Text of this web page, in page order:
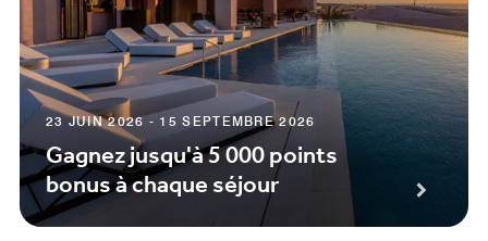
23 JUIN 2026 - 15 SEPTEMBRE 2026
Gagnez jusqu'à 5 000 points
bonus à chaque séjour